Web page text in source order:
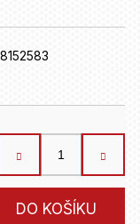
DO KOŠÍKU